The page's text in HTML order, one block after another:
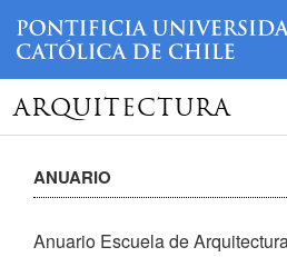
ARQUITECTURA
ANUARIO
Anuario Escuela de